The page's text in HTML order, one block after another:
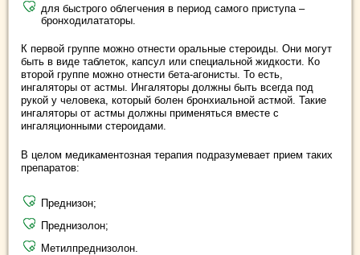
для быстрого облегчения в период самого приступа –
бронходилататоры.
К первой группе можно отнести оральные стероиды. Они могут
быть в виде таблеток, капсул или специальной жидкости. Ко
второй группе можно отнести бета-агонисты. То есть,
ингаляторы от астмы. Ингаляторы должны быть всегда под
рукой у человека, который болен бронхиальной астмой. Такие
ингаляторы от астмы должны применяться вместе с
ингаляционными стероидами.
В целом медикаментозная терапия подразумевает прием таких
препаратов:
Преднизон;
Преднизолон;
Метилпреднизолон.